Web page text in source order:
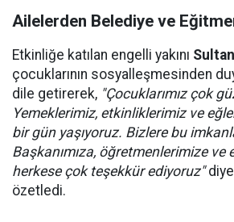
Ailelerden Belediye ve
Etkinliğe katılan engelli yakını
çocuklarının sosyalleşmesinden
dile getirerek, "Çocuklarımız çok
Yemeklerimiz, etkinliklerimiz ve
bir gün yaşıyoruz. Bizlere bu
Başkanımıza, öğretmenlerimize ve
herkese çok teşekkür ediyoruz"
özetledi.